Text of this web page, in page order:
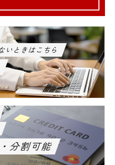
いときはこちら
分割可能